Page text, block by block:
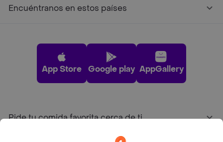
Encuéntranos en estos países
App Store Google play AppGallery
Pide tu comida favorita cerca de ti